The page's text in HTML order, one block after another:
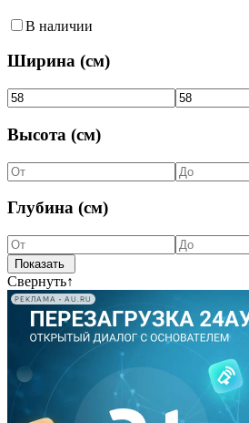
В наличии
Ширина (см)
Высота (см)
Глубина (см)
Свернуть↑
РЕКЛАМА • AU.RU